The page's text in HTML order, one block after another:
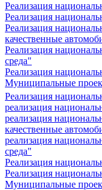
Реализация
Реализация
Реализация
качественные
Реализация
среда"
Реализация
Муниципальные
Реализация
реализация
реализация
качественные
реализация
среда"
Реализация
Реализация
Муниципальные